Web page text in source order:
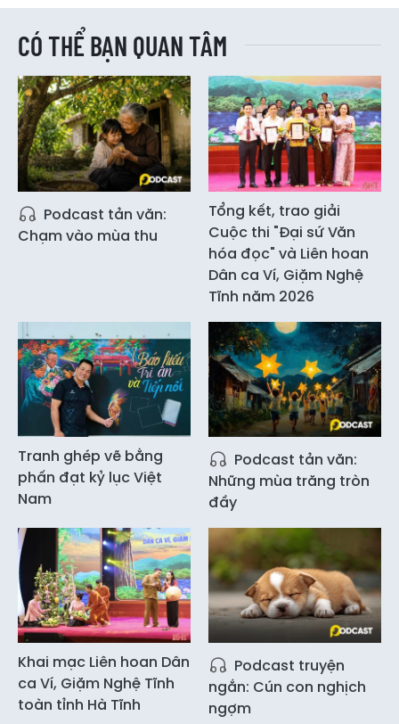
CÓ THỂ BẠN QUAN TÂM
Podcast tản văn:
Chạm vào mùa thu
Tổng kết, trao giải
Cuộc thi "Đại sứ Văn
hóa đọc" và Liên hoan
Dân ca Ví, Giặm Nghệ
Tĩnh năm 2026
Tranh ghép vẽ bằng
phấn đạt kỷ lục Việt
Nam
Podcast tản văn:
Những mùa trăng tròn
đầy
Khai mạc Liên hoan Dân
ca Ví, Giặm Nghệ Tĩnh
toàn tỉnh Hà Tĩnh
Podcast truyện
ngắn: Cún con nghịch
ngợm